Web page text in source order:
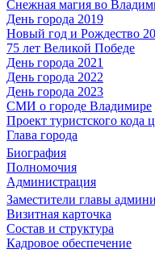
Снежная магия во
День города 2019
Новый год и Рождество
75 лет Великой Победе
День города 2021
День города 2022
День города 2023
СМИ о городе Владимире
Проект туристского кода
Глава города
Биография
Полномочия
Администрация
Заместители главы
Визитная карточка
Состав и структура
Кадровое обеспечение